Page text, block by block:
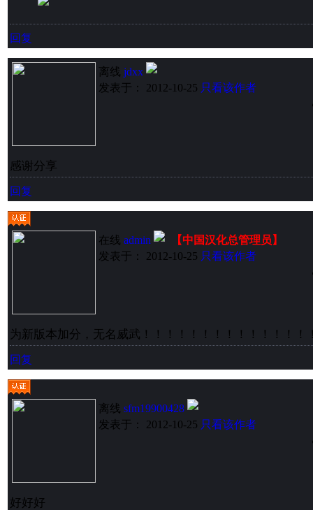
回复
离线 jdxx
发表于： 2012-10-25 只看该作者
感谢分享
回复
在线 admin
【中国汉化总管理员】
发表于： 2012-10-25 只看该作者
为新版本加分，无名威武！！！！！！！！！！！！！！
回复
离线 sfm19900428
发表于： 2012-10-25 只看该作者
好好好